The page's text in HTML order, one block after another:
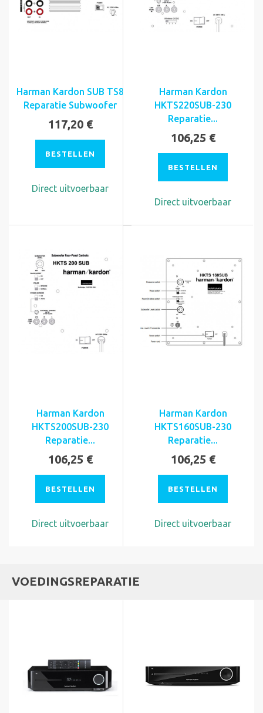
Harman Kardon SUB TS8
Reparatie Subwoofer
117,20 €
BESTELLEN
Direct uitvoerbaar
Harman Kardon
HKTS220SUB-230
Reparatie...
106,25 €
BESTELLEN
Direct uitvoerbaar
Harman Kardon
HKTS200SUB-230
Reparatie...
106,25 €
BESTELLEN
Direct uitvoerbaar
Harman Kardon
HKTS160SUB-230
Reparatie...
106,25 €
BESTELLEN
Direct uitvoerbaar
VOEDINGSREPARATIE